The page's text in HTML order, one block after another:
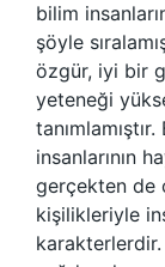
bilim
şöyle
özgür, iyi bir
yeteneği
insanlarının
gerçekten de
kişilikleriyle
karakterlerdir.